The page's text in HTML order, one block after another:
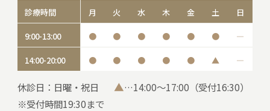
診療時間 月 火 水 木 金 土 日
9:00-13:00 ● ● ● ● ● ● ―
14:00-20:00 ● ● ● ● ● ▲ ―
休診日：日曜・祝日 ▲…14:00～17:00（受付16:30）
※受付時間19:30まで